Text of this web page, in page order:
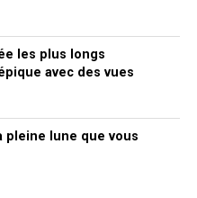
les plus longs
avec des vues
pleine lune que vous